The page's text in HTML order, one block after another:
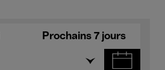
Prochains 7 jours